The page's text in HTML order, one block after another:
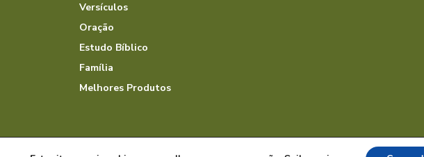
Versículos
Oração
Estudo Bíblico
Família
Melhores Produtos